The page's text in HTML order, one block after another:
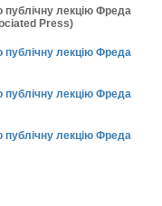
публічну лекцію Фреда
Press)
публічну лекцію Фреда
публічну лекцію Фреда
публічну лекцію Фреда